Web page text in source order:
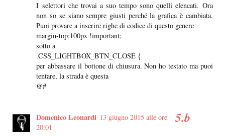
I selettori che trovai a suo tempo sono quelli elencati. Ora
non so se siano sempre giusti perché la grafica è cambiata.
Puoi provare a inserire righe di codice di questo genere
margin-top:100px !important;
sotto a
.CSS_LIGHTBOX_BTN_CLOSE {
per abbassare il bottone di chiusura. Non ho testato ma puoi
tentare, la strada è questa
@#
Domenico Leonardi 13 giugno 2015 alle ore
20:01